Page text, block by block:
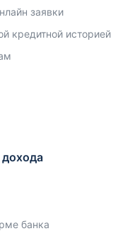
заявки
кредитной историей
банка